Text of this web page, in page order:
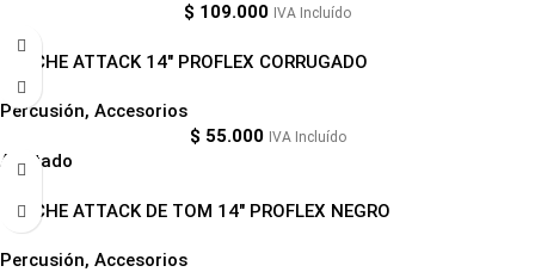
$ 109.000 IVA Incluído
PARCHE ATTACK 14″ PROFLEX CORRUGADO
Percusión, Accesorios
$ 55.000 IVA Incluído
Agotado
PARCHE ATTACK DE TOM 14″ PROFLEX NEGRO
Percusión, Accesorios